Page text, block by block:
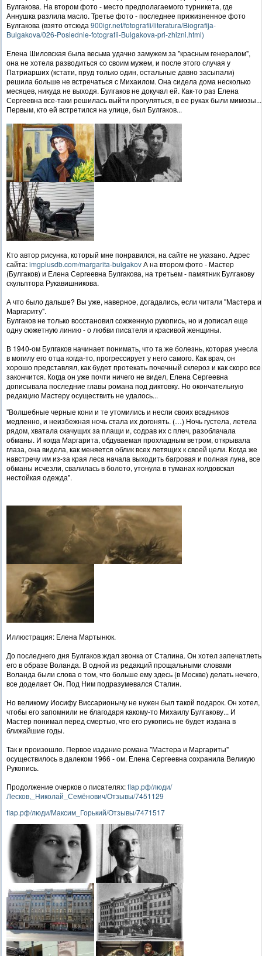
Булгакова. На втором фото - место предполагаемого турникета, где
Аннушка разлила масло. Третье фото - последнее прижизненное фото
Булгакова (взято отсюда 900igr.net/fotografii/literatura/Biografija-
Bulgakova/026-Poslednie-fotografii-Bulgakova-pri-zhizni.html)
Елена Шиловская была весьма удачно замужем за "красным генералом",
она не хотела разводиться со своим мужем, и после этого случая у
Патриарших (кстати, пруд только один, остальные давно засыпали)
решила больше не встречаться с Михаилом. Она сидела дома несколько
месяцев, никуда не выходя. Булгаков не докучал ей. Как-то раз Елена
Сергеевна все-таки решилась выйти прогуляться, в ее руках были мимозы...
Первым, кто ей встретился на улице, был Булгаков...
Кто автор рисунка, который мне понравился, на сайте не указано. Адрес
сайта:imgplusdb.com/margarita-bulgakovА на втором фото - Мастер
(Булгаков) и Елена Сергеевна Булгакова, на третьем - памятник Булгакову
скульптора Рукавишникова.
А что было дальше? Вы уже, наверное, догадались, если читали "Мастера и
Маргариту".
Булгаков не только восстановил сожженную рукопись, но и дописал еще
одну сюжетную линию - о любви писателя и красивой женщины.
В 1940-ом Булгаков начинает понимать, что та же болезнь, которая унесла
в могилу его отца когда-то, прогрессирует у него самого. Как врач, он
хорошо представлял, как будет протекать почечный склероз и как скоро все
закончится. Когда он уже почти ничего не видел, Елена Сергеевна
дописывала последние главы романа под диктовку. Но окончательную
редакцию Мастеру осуществить не удалось...
"Волшебные черные кони и те утомились и несли своих всадников
медленно, и неизбежная ночь стала их догонять. (…) Ночь густела, летела
рядом, хватала скачущих за плащи и, содрав их с плеч, разоблачала
обманы. И когда Маргарита, обдуваемая прохладным ветром, открывала
глаза, она видела, как меняется облик всех летящих к своей цели. Когда же
навстречу им из-за края леса начала выходить багровая и полная луна, все
обманы исчезли, свалилась в болото, утонула в туманах колдовская
нестойкая одежда".
Иллюстрация: Елена Мартынюк.
До последнего дня Булгаков ждал звонка от Сталина. Он хотел запечатлеть
его в образе Воланда. В одной из редакций прощальными словами
Воланда были слова о том, что больше ему здесь (в Москве) делать нечего,
все доделает Он. Под Ним подразумевался Сталин.
Но великому Иосифу Виссарионычу не нужен был такой подарок. Он хотел,
чтобы его запомнили не благодаря какому-то Михаилу Булгакову... И
Мастер понимал перед смертью, что его рукопись не будет издана в
ближайшие годы.
Так и произошло. Первое издание романа "Мастера и Маргариты"
осуществилось в далеком 1966 - ом. Елена Сергеевна сохранила Великую
Рукопись.
Продолжение очерков о писателях:flap.рф/люди/
Лесков,_Николай_Семёнович/Отзывы/7451129
flap.рф/люди/Максим_Горький/Отзывы/7471517